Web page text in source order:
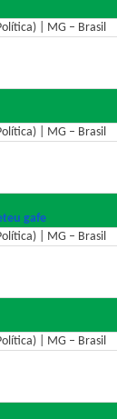
| MG – Brasil
| MG – Brasil
gafe
| MG – Brasil
| MG – Brasil